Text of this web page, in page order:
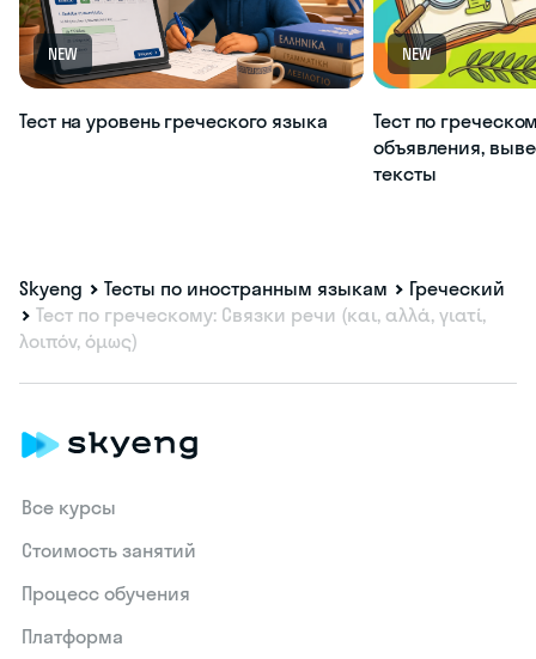
NEW
Тест на уровень греческого языка
NEW
Тест по
объявления,
тексты
Skyeng Тесты по иностранным языкам
Греческий
Тест по греческому: Связки речи (και, αλλά, γιατί,
λοιπόν, όμως)
Все курсы
Стоимость занятий
Процесс обучения
Платформа